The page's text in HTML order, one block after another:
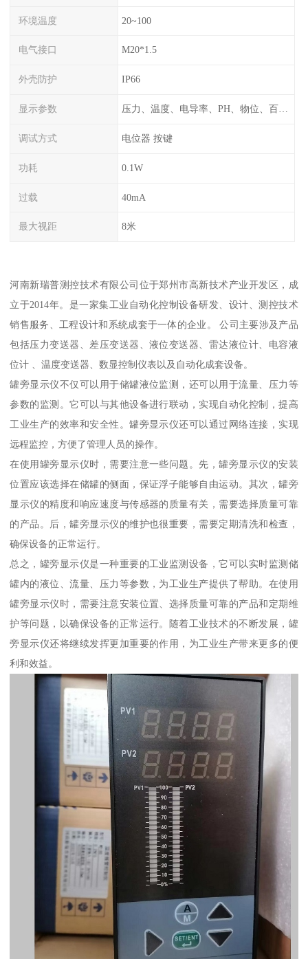
环境温度 20~100
电气接口 M20*1.5
外壳防护 IP66
显示参数 压力、温度、电导率、PH、物位、百分比率
调试方式 电位器 按键
功耗 0.1W
过载 40mA
最大视距 8米
河南新瑞普测控技术有限公司位于郑州市高新技术产业开发区，成
立于2014年。是一家集工业自动化控制设备研发、设计、测控技术
销售服务、工程设计和系统成套于一体的企业。 公司主要涉及产品
包括压力变送器、差压变送器、液位变送器、雷达液位计、电容液
位计 、温度变送器、数显控制仪表以及自动化成套设备。
罐旁显示仪不仅可以用于储罐液位监测，还可以用于流量、压力等
参数的监测。它可以与其他设备进行联动，实现自动化控制，提高
工业生产的效率和安全性。罐旁显示仪还可以通过网络连接，实现
远程监控，方便了管理人员的操作。
在使用罐旁显示仪时，需要注意一些问题。先，罐旁显示仪的安装
位置应该选择在储罐的侧面，保证浮子能够自由运动。其次，罐旁
显示仪的精度和响应速度与传感器的质量有关，需要选择质量可靠
的产品。后，罐旁显示仪的维护也很重要，需要定期清洗和检查，
确保设备的正常运行。
总之，罐旁显示仪是一种重要的工业监测设备，它可以实时监测储
罐内的液位、流量、压力等参数，为工业生产提供了帮助。在使用
罐旁显示仪时，需要注意安装位置、选择质量可靠的产品和定期维
护等问题，以确保设备的正常运行。随着工业技术的不断发展，罐
旁显示仪还将继续发挥更加重要的作用，为工业生产带来更多的便
利和效益。